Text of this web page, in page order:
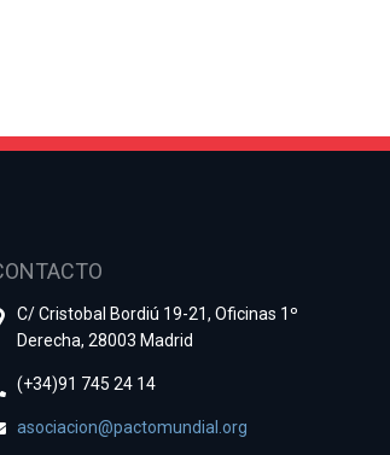
C/ Cristobal Bordiú 19-21, Oficinas 1º
Derecha, 28003 Madrid
(+34)91 745 24 14
asociacion@pactomundial.org